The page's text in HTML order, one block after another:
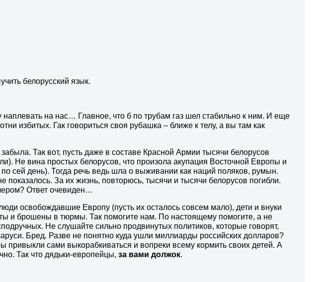
белорусский язык.
на нас… Главное, что б по трубам газ шел стабильно к ним. И еще
избитых. Гак говориться своя рубашка – ближе к телу, а вы там как
Так вот, пусть даже в составе Красной Армии тысячи белорусов
Не вина простых белорусов, что произола акупация Восточной Европы и
сей день). Тогда речь ведь шла о выживании как наций поляков, румын.
За их жизнь, повторюсь, тысячи и тысячи белорусов погибли.
Ответ очевиден…
освобождавшие Европу (пусть их осталось совсем мало), дети и внуки
и брошены в тюрмы. Так помогите нам. По настоящему помогите, а не
Не слушайте сильно продвинутых политиков, которые говорят,
Бред. Разве не понятно куда ушли миллиарды российских долларов?
сами выкорабкиваться и вопреки всему кормить своих детей. А
Так что дядьки-европейцы,за вами должок.